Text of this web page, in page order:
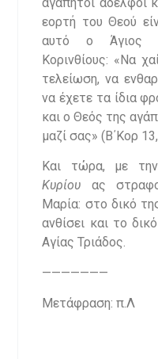
εορτή του Θεού
αυτό ο Άγιος
Κορινθίους: «Να
τελείωση, να
να έχετε τα ίδια
και ο Θεός της
μαζί σας» (Β΄Κορ
Και τώρα, με
Κυρίου ας
Μαρία: στο δικό
ανθίσει και το
Αγίας Τριάδος.
———————
Μετάφραση: π.Λ